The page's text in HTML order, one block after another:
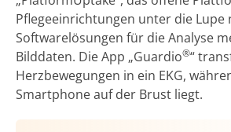
Pflegeeinrichtungen unter die Lupe
Softwarelösungen für die Analyse
Bilddaten. Die App „Guardio®“
Herzbewegungen in ein EKG,
Smartphone auf der Brust liegt.